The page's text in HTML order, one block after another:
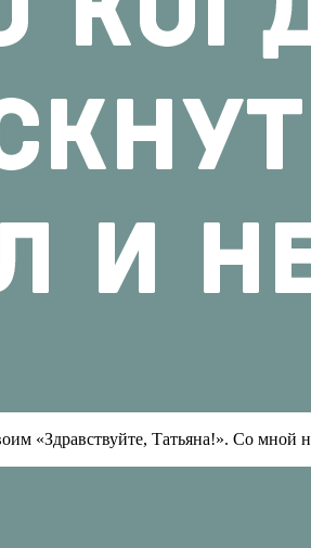
«Здравствуйте, Татьяна!». Со мной